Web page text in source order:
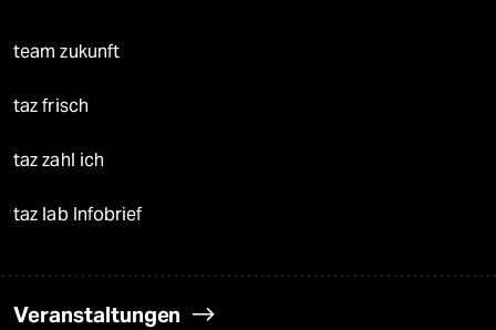
team zukunft
taz frisch
taz zahl ich
taz lab Infobrief
Veranstaltungen